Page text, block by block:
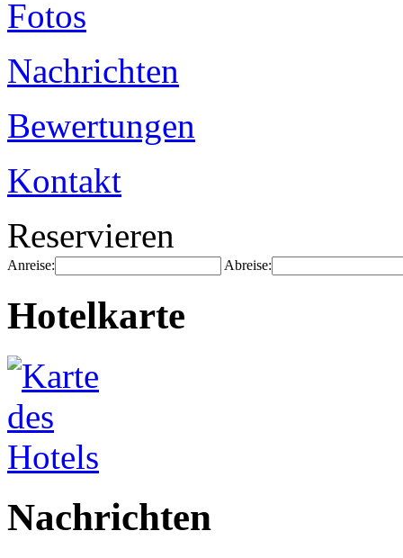
Fotos
Nachrichten
Bewertungen
Kontakt
Reservieren
Anreise: Abreise:
Hotelkarte
Nachrichten